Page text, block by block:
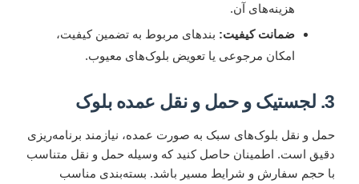
هزینه‌های آن.
ضمانت کیفیت: بندهای مربوط به تضمین کیفیت،
امکان مرجوعی یا تعویض بلوک‌های معیوب.
3. لجستیک و حمل و نقل عمده بلوک
حمل و نقل بلوک‌های سبک به صورت عمده، نیازمند برنامه‌ریزی
دقیق است. اطمینان حاصل کنید که وسیله حمل و نقل متناسب
با حجم سفارش و شرایط مسیر باشد. بسته‌بندی مناسب